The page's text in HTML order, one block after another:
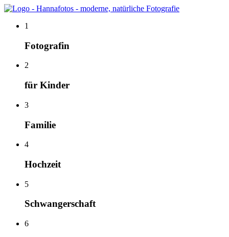
1
Fotografin
2
für Kinder
3
Familie
4
Hochzeit
5
Schwangerschaft
6